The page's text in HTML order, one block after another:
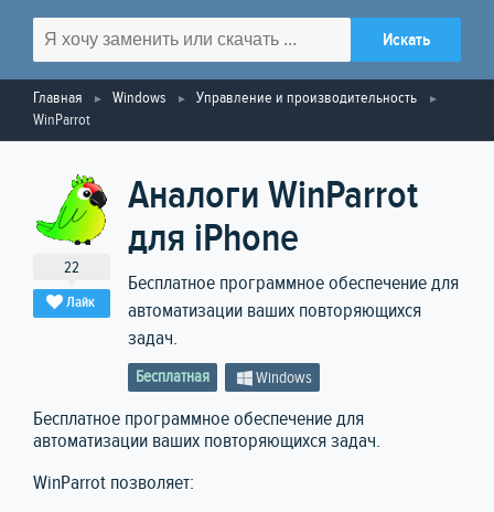
Главная Windows
Управление и производительность
WinParrot
22
Лайк
Аналоги WinParrot
для iPhone
Бесплатное программное обеспечение для
автоматизации ваших повторяющихся
задач.
Бесплатная Windows
Бесплатное программное обеспечение для
автоматизации ваших повторяющихся задач.
WinParrot позволяет: